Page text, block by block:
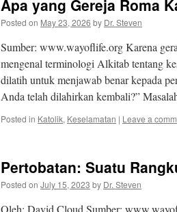
Apa yang Gereja Roma
Posted on May 23, 2026 by Dr. Steven
Sumber: www.wayoflife.org Karena
mengenal terminologi Alkitab tentang
dilatih untuk menjawab benar kepada
Anda telah dilahirkan kembali?”
Posted in Katolik, Keselamatan | Leave a
Pertobatan: Suatu
Posted on July 15, 2023 by Dr. Steven
Oleh: David Cloud Sumber: